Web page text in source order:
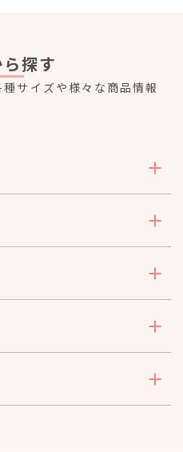
探す
サイズや様々な商品情報